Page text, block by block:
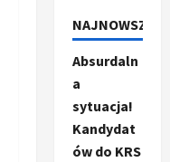
NAJNOWSZE
Absurdaln
a
sytuacja!
Kandydat
ów do KRS